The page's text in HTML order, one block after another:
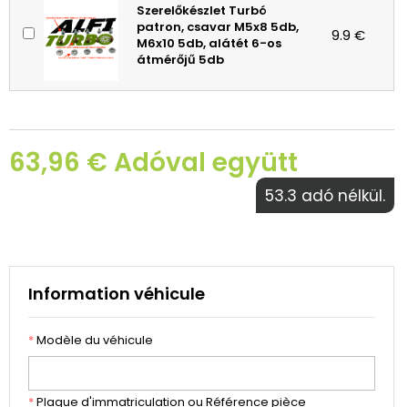
Szerelőkészlet Turbó
patron, csavar M5x8 5db,
M6x10 5db, alátét 6-os
átmérőjű 5db
9.9 €
63,96 € Adóval együtt
53.3 adó nélkül.
Information véhicule
*Modèle du véhicule
*Plaque d'immatriculation ou Référence pièce